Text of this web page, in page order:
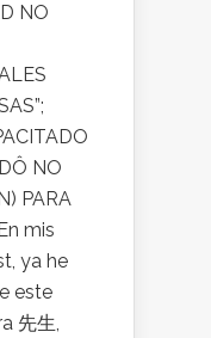
NO
NO
PARA
mis
ya he
este
先生,